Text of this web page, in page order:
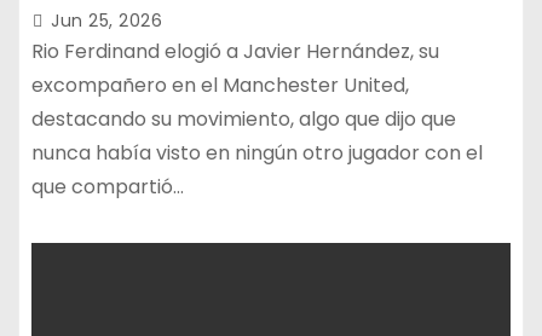
Jun 25, 2026
Rio Ferdinand elogió a Javier Hernández, su
excompañero en el Manchester United,
destacando su movimiento, algo que dijo que
nunca había visto en ningún otro jugador con el
que compartió…